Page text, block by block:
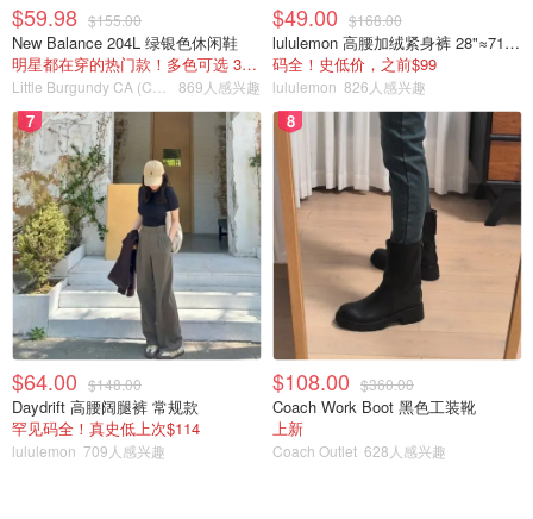
$59.98 $155.00
New Balance 204L 绿银色休闲鞋
明星都在穿的热门款！多色可选 3.8折
869人感兴趣
$49.00 $168.00
lululemon 高腰加绒紧身裤 28"≈71cm 5个口袋
码全！史低价，之前$99
lululemon 826人感兴趣
7
$64.00 $148.00
Daydrift 高腰阔腿裤 常规款
罕见码全！真史低上次$114
lululemon 709人感兴趣
8
$108.00 $360.00
Coach Work Boot 黑色工装靴
上新
Coach Outlet 628人感兴趣